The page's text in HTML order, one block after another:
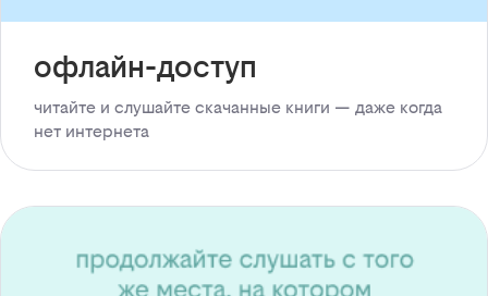
офлайн-доступ
читайте и слушайте скачанные книги — даже когда
нет интернета